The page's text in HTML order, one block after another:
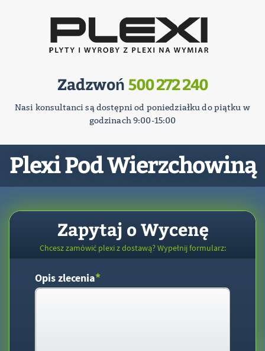
Zadzwoń 500 272 240
Nasi konsultanci są dostępni od poniedziałku do piątku w
godzinach 9:00-15:00
Plexi Pod Wierzchowiną
Zapytaj o Wycenę
Chcesz zamówić plexi z dostawą? Wypełnij formularz:
Opis zlecenia*